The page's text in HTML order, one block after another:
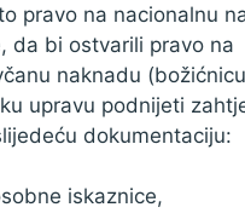
pravo na nacionalnu
da bi ostvarili pravo na
naknadu
upravu podnijeti
dokumentaciju:
iskaznice,